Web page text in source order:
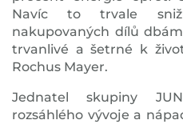
Navíc to trvale
nakupovaných dílů
trvanlivé a šetrné k
Rochus Mayer.
Jednatel skupiny
rozsáhlého vývoje a